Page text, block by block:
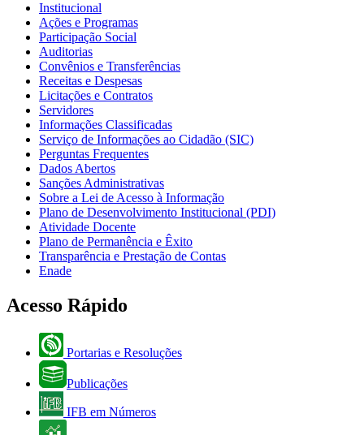
Institucional
Ações e Programas
Participação Social
Auditorias
Convênios e Transferências
Receitas e Despesas
Licitações e Contratos
Servidores
Informações Classificadas
Serviço de Informações ao Cidadão (SIC)
Perguntas Frequentes
Dados Abertos
Sanções Administrativas
Sobre a Lei de Acesso à Informação
Plano de Desenvolvimento Institucional (PDI)
Atividade Docente
Plano de Permanência e Êxito
Transparência e Prestação de Contas
Enade
Acesso Rápido
Portarias e Resoluções
Publicações
IFB em Números